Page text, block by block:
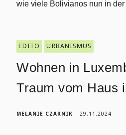
wie viele Bolivianos nun in der
EDITO URBANISMUS
Wohnen in
Traum vom Haus
MELANIE CZARNIK 29.11.2024